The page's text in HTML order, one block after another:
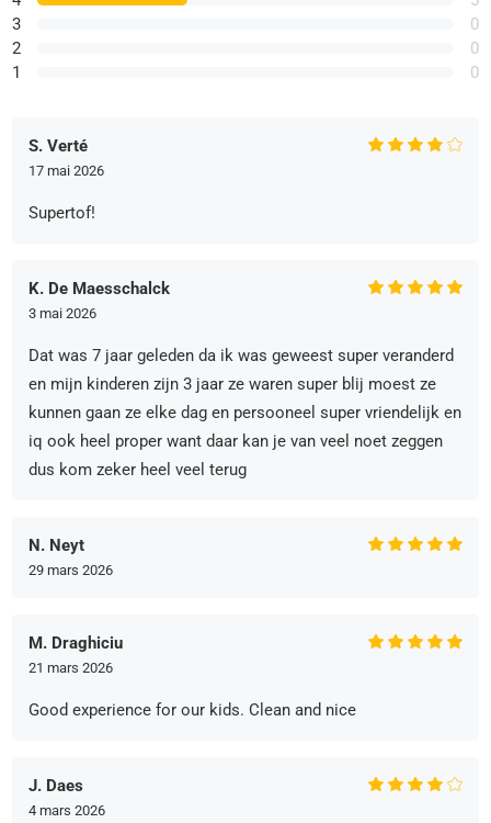
3
2
1
0
0
0
S. Verté
17 mai 2026
Supertof!
K. De Maesschalck
3 mai 2026
Dat was 7 jaar geleden da ik was geweest super veranderd
en mijn kinderen zijn 3 jaar ze waren super blij moest ze
kunnen gaan ze elke dag en persooneel super vriendelijk en
iq ook heel proper want daar kan je van veel noet zeggen
dus kom zeker heel veel terug
N. Neyt
29 mars 2026
M. Draghiciu
21 mars 2026
Good experience for our kids. Clean and nice
J. Daes
4 mars 2026